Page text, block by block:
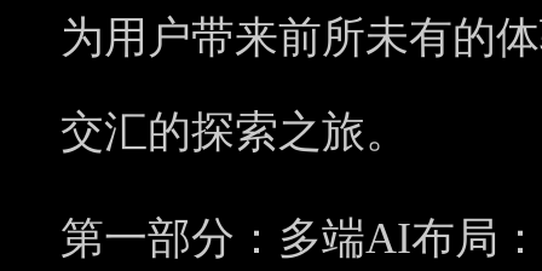
为用户带来前所未有的
交汇的探索之旅。
第一部分：多端AI布局